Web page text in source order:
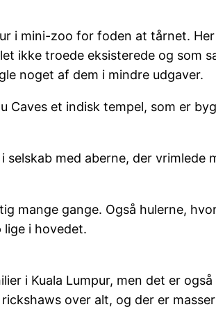
i mini-zoo for foden at tårnet.
ikke troede eksisterede og som
noget af dem i mindre udgaver.
Caves et indisk tempel, som er
med aberne, der
mange gange. Også hulerne,
lige i hovedet.
i Kuala Lumpur, men det er
over alt, og der er